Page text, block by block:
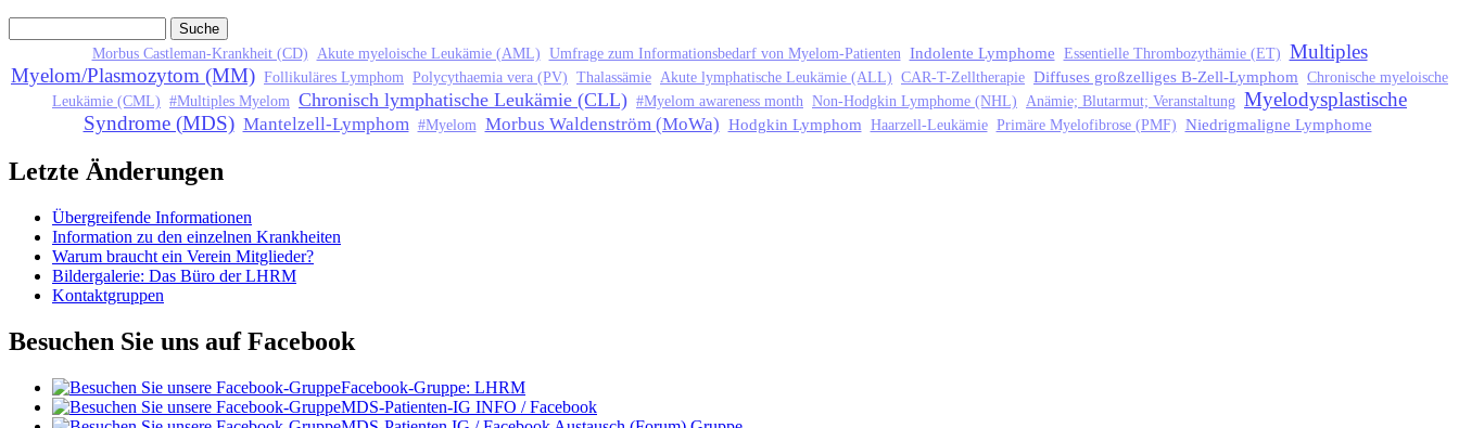
SuchformularMorbus Castleman-Krankheit (CD) Akute myeloische Leukämie (AML) Umfrage zum Informationsbedarf von Myelom-Patienten Indolente Lymphome Essentielle Thrombozythämie (ET) Multiples
Myelom/Plasmozytom (MM) Follikuläres Lymphom Polycythaemia vera (PV) Thalassämie Akute lymphatische Leukämie (ALL) CAR-T-Zelltherapie Diffuses großzelliges B-Zell-Lymphom Chronische myeloische
Leukämie (CML) #Multiples Myelom Chronisch lymphatische Leukämie (CLL) #Myelom awareness month Non-Hodgkin Lymphome (NHL) Anämie; Blutarmut; Veranstaltung Myelodysplastische
Syndrome (MDS) Mantelzell-Lymphom #Myelom Morbus Waldenström (MoWa) Hodgkin Lymphom Haarzell-Leukämie Primäre Myelofibrose (PMF) Niedrigmaligne Lymphome
Letzte Änderungen
Übergreifende Informationen
Information zu den einzelnen Krankheiten
Warum braucht ein Verein Mitglieder?
Bildergalerie: Das Büro der LHRM
Kontaktgruppen
Besuchen Sie uns auf Facebook
Facebook-Gruppe: LHRM
MDS-Patienten-IG INFO / Facebook